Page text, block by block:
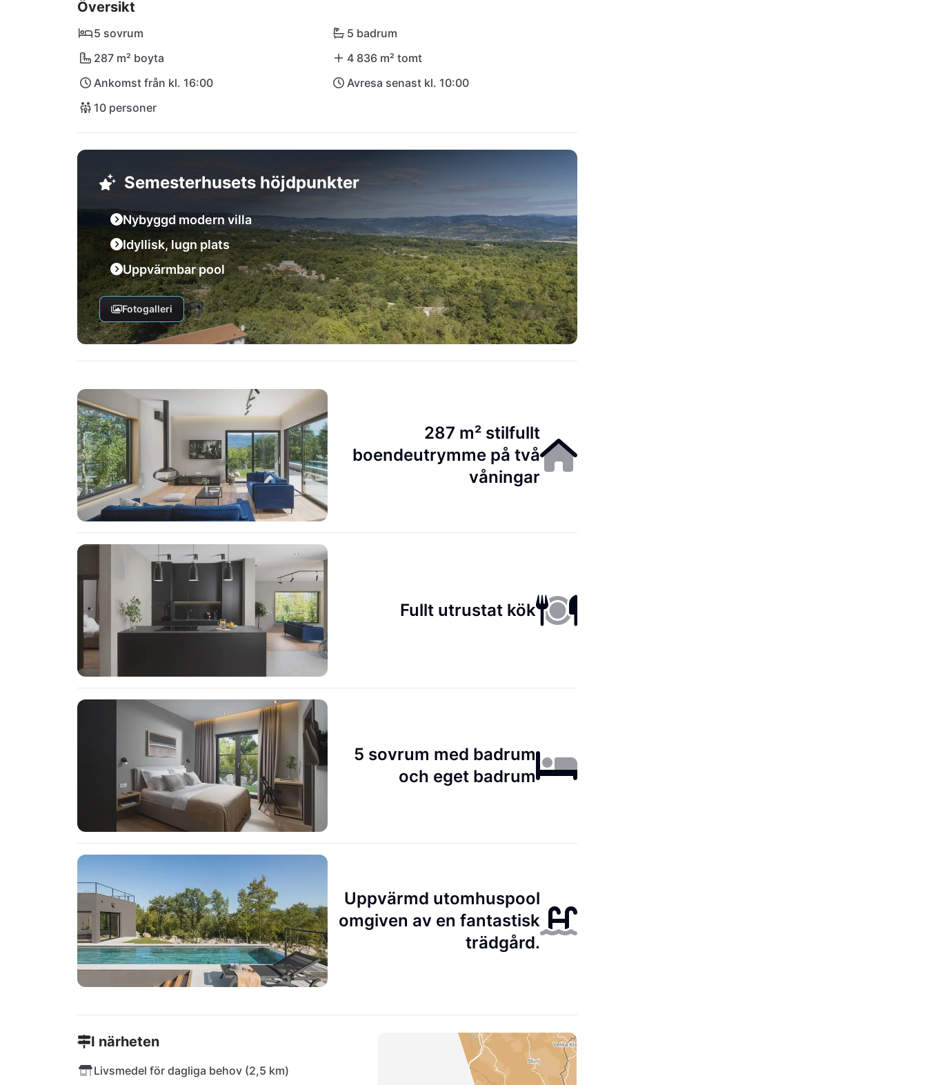
stadsliv, kan du nå städer som Pula eller Rovinj inom en timme. Låt dig förtrollas av denna
unika kombination av natur och komfort!
Översikt
5 sovrum
5 badrum
287 m² boyta
4 836 m² tomt
Ankomst från kl. 16:00
Avresa senast kl. 10:00
10 personer
Semesterhusets höjdpunkter
Nybyggd modern villa
Idyllisk, lugn plats
Uppvärmbar pool
Fotogalleri
287 m² stilfullt
boendeutrymme på två
våningar
Fullt utrustat kök
5 sovrum med badrum
och eget badrum
Uppvärmd utomhuspool
omgiven av en fantastisk
trädgård.
I närheten
Livsmedel för dagliga behov (2,5 km)